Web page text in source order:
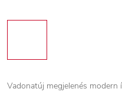
Vadonatúj megjelenés